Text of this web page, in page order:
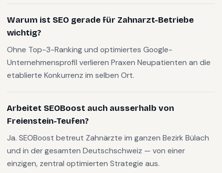
Warum ist SEO gerade für Zahnarzt-Betriebe
wichtig?
Ohne Top-3-Ranking und optimiertes Google-
Unternehmensprofil verlieren Praxen Neupatienten an die
etablierte Konkurrenz im selben Ort.
Arbeitet SEOBoost auch ausserhalb von
Freienstein-Teufen?
Ja. SEOBoost betreut Zahnärzte im ganzen Bezirk Bülach
und in der gesamten Deutschschweiz — von einer
einzigen, zentral optimierten Strategie aus.